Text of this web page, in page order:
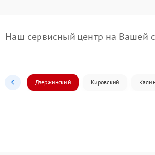
Наш сервисный центр на Вашей
Дзержинский Кировский